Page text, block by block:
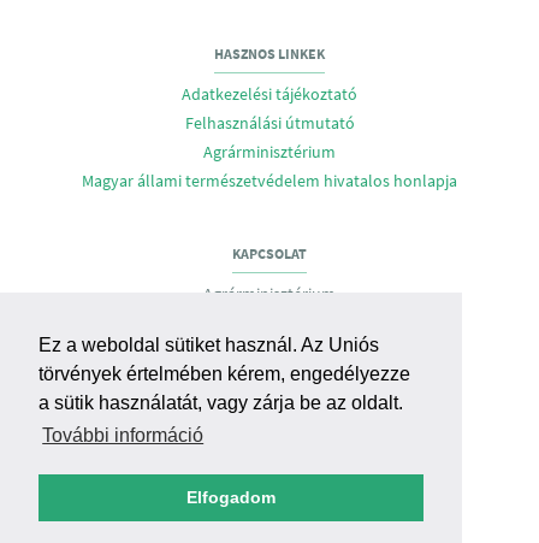
Ez a weboldal sütiket használ. Az Uniós
törvények értelmében kérem, engedélyezze
a sütik használatát, vagy zárja be az oldalt.
További információ
Elfogadom
HASZNOS LINKEK
Adatkezelési tájékoztató
Felhasználási útmutató
Agrárminisztérium
Magyar állami természetvédelem hivatalos honlapja
KAPCSOLAT
Agrárminisztérium
Cím: H-1055 Budapest, Apáczai Csere J. u 9.
E-mail:gmo@am.gov.hu ,bmgf@am.gov.hu
RENDSZERTÁMOGATÁS, HIBABEJELENTÉS
Agrárminisztérium
Biztonsági és Informatikai Főosztály